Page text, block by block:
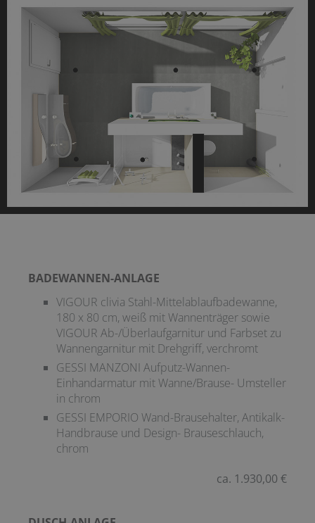
BADEWANNEN-ANLAGE
VIGOUR clivia Stahl-Mittelablaufbadewanne,
180 x 80 cm, weiß mit Wannenträger sowie
VIGOUR Ab-/Überlaufgarnitur und Farbset zu
Wannengarnitur mit Drehgriff, verchromt
GESSI MANZONI Aufputz-Wannen-
Einhandarmatur mit Wanne/Brause- Umsteller
in chrom
GESSI EMPORIO Wand-Brausehalter, Antikalk-
Handbrause und Design- Brauseschlauch,
chrom
ca. 1.930,00 €